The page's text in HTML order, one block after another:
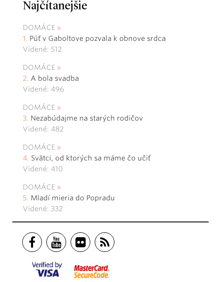
Najčítanejšie
DOMÁCE
Púť v Gaboltove pozvala k obnove srdca
Videné: 512
DOMÁCE
A bola svadba
Videné: 496
DOMÁCE
Nezabúdajme na starých rodičov
Videné: 482
DOMÁCE
Svätci, od ktorých sa máme čo učiť
Videné: 410
DOMÁCE
Mladí mieria do Popradu
Videné: 332